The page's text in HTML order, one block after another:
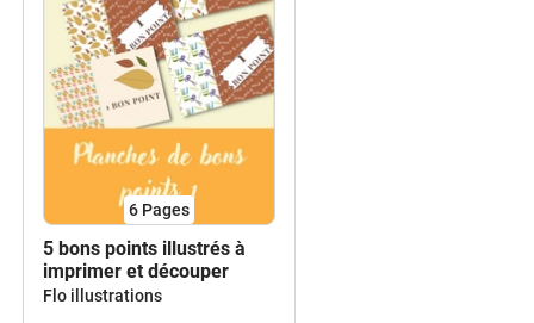
6 Pages
5 bons points illustrés à
imprimer et découper
Flo illustrations